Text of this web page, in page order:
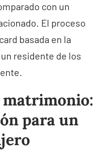
con un
El proceso
basada en la
residente de los
matrimonio:
para un